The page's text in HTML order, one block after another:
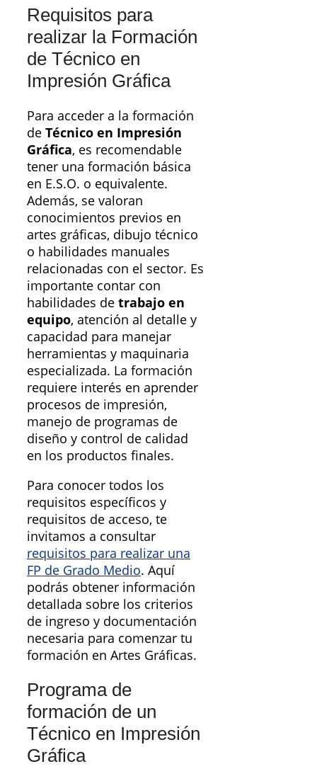
Requisitos para
realizar la Formación
de Técnico en
Impresión Gráfica
Para acceder a la formación
de Técnico en Impresión
Gráfica, es recomendable
tener una formación básica
en E.S.O. o equivalente.
Además, se valoran
conocimientos previos en
artes gráficas, dibujo técnico
o habilidades manuales
relacionadas con el sector. Es
importante contar con
habilidades de trabajo en
equipo, atención al detalle y
capacidad para manejar
herramientas y maquinaria
especializada. La formación
requiere interés en aprender
procesos de impresión,
manejo de programas de
diseño y control de calidad
en los productos finales.
Para conocer todos los
requisitos específicos y
requisitos de acceso, te
invitamos a consultar
requisitos para realizar una
FP de Grado Medio. Aquí
podrás obtener información
detallada sobre los criterios
de ingreso y documentación
necesaria para comenzar tu
formación en Artes Gráficas.
Programa de
formación de un
Técnico en Impresión
Gráfica